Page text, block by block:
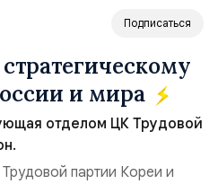
Подписаться
и мира
отделом ЦК Трудовой
партии Кореи и